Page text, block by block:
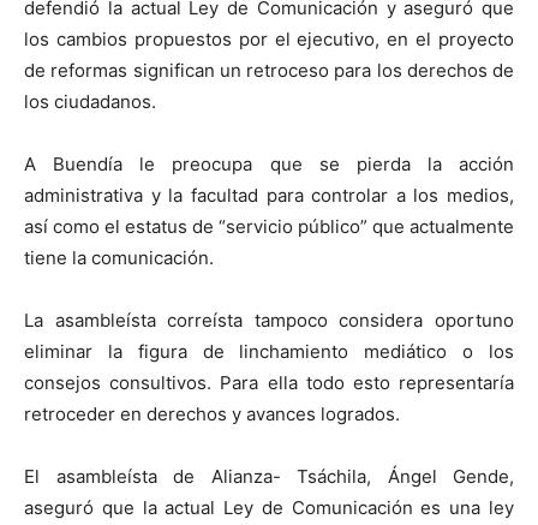
defendió la actual Ley de Comunicación y aseguró que
los cambios propuestos por el ejecutivo, en el proyecto
de reformas significan un retroceso para los derechos de
los ciudadanos.
A Buendía le preocupa que se pierda la acción
administrativa y la facultad para controlar a los medios,
así como el estatus de “servicio público” que actualmente
tiene la comunicación.
La asambleísta correísta tampoco considera oportuno
eliminar la figura de linchamiento mediático o los
consejos consultivos. Para ella todo esto representaría
retroceder en derechos y avances logrados.
El asambleísta de Alianza- Tsáchila, Ángel Gende,
aseguró que la actual Ley de Comunicación es una ley